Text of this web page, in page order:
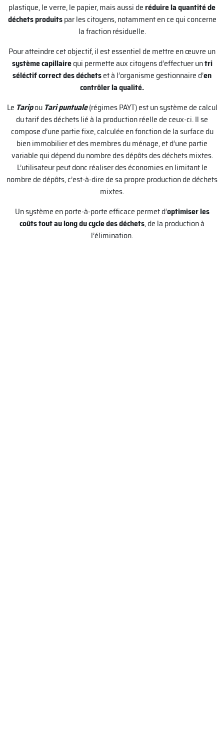
plastique, le verre, le papier, mais aussi deréduire la quantité de
déchets produitspar les citoyens, notamment en ce qui concerne
la fraction résiduelle.
Pour atteindre cet objectif, il est essentiel de mettre en œuvre un
système capillairequi permette aux citoyens d’effectuer untri
séléctif correct des déchetset à l’organisme gestionnaire d’en
contrôler la qualité.
Le Taripou Tari puntuale(régimes PAYT) est un système de calcul
du tarif des déchets lié à la production réelle de ceux-ci. Il se
compose d’une partie fixe, calculée en fonction de la surface du
bien immobilier et des membres du ménage, et d’une partie
variable qui dépend du nombre des dépôts des déchets mixtes.
L’utilisateur peut donc réaliser des économies en limitant le
nombre de dépôts, c’est-à-dire de sa propre production de déchets
mixtes.
Un système en porte-à-porte efficace permet d’optimiser les
coûts tout au long du cycle des déchets, de la production à
l’élimination.